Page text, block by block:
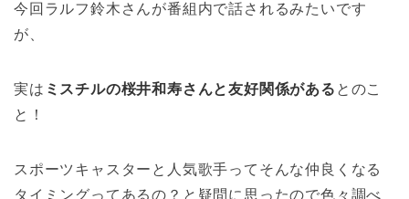
今回ラルフ鈴木さんが番組内で話されるみたいです
が、
実は ミスチルの桜井和寿さんと友好関係がある とのこ
と！
スポーツキャスターと人気歌手ってそんな仲良くなる
タイミングってあるの？と疑問に思ったので色々調べ